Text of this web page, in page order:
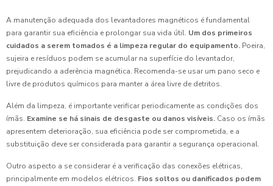
A manutenção adequada dos levantadores magnéticos é fundamental
para garantir sua eficiência e prolongar sua vida útil. Um dos primeiros
cuidados a serem tomados é a limpeza regular do equipamento. Poeira,
sujeira e resíduos podem se acumular na superfície do levantador,
prejudicando a aderência magnética. Recomenda-se usar um pano seco e
livre de produtos químicos para manter a área livre de detritos.
Além da limpeza, é importante verificar periodicamente as condições dos
ímãs. Examine se há sinais de desgaste ou danos visíveis. Caso os ímãs
apresentem deterioração, sua eficiência pode ser comprometida, e a
substituição deve ser considerada para garantir a segurança operacional.
Outro aspecto a se considerar é a verificação das conexões elétricas,
principalmente em modelos elétricos. Fios soltos ou danificados podem